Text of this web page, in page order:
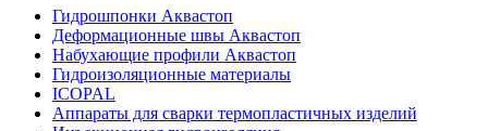
Гидрошпонки Аквастоп
Деформационные швы Аквастоп
Набухающие профили Аквастоп
Гидроизоляционные материалы
ICOPAL
Аппараты для сварки термопластичных изделий